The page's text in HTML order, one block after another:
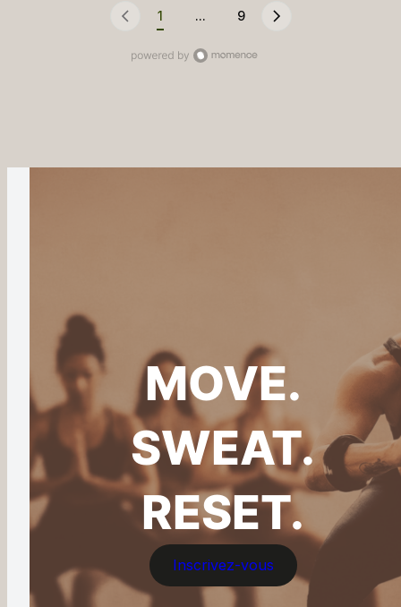
1 ... 9
MOVE.
SWEAT.
RESET.
Inscrivez-vous